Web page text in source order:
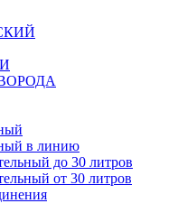
в линию
до 30 литров
от 30 литров